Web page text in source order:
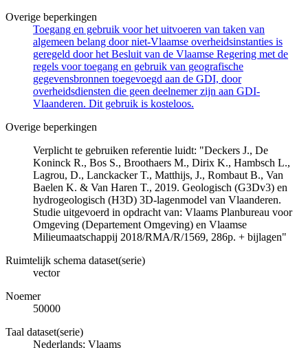
Overige beperkingen
Toegang en gebruik voor het uitvoeren van taken van
algemeen belang door niet-Vlaamse overheidsinstanties is
geregeld door het Besluit van de Vlaamse Regering met de
regels voor toegang en gebruik van geografische
gegevensbronnen toegevoegd aan de GDI, door
overheidsdiensten die geen deelnemer zijn aan GDI-
Vlaanderen. Dit gebruik is kosteloos.
Overige beperkingen
Verplicht te gebruiken referentie luidt: "Deckers J., De
Koninck R., Bos S., Broothaers M., Dirix K., Hambsch L.,
Lagrou, D., Lanckacker T., Matthijs, J., Rombaut B., Van
Baelen K. & Van Haren T., 2019. Geologisch (G3Dv3) en
hydrogeologisch (H3D) 3D-lagenmodel van Vlaanderen.
Studie uitgevoerd in opdracht van: Vlaams Planbureau voor
Omgeving (Departement Omgeving) en Vlaamse
Milieumaatschappij 2018/RMA/R/1569, 286p. + bijlagen"
Ruimtelijk schema dataset(serie)
vector
Noemer
50000
Taal dataset(serie)
Nederlands; Vlaams